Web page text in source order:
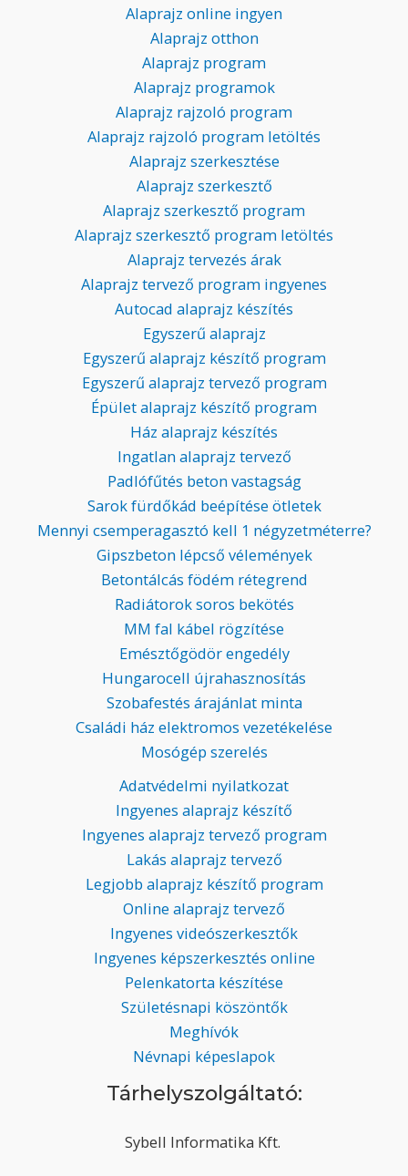
Alaprajz online ingyen
Alaprajz otthon
Alaprajz program
Alaprajz programok
Alaprajz rajzoló program
Alaprajz rajzoló program letöltés
Alaprajz szerkesztése
Alaprajz szerkesztő
Alaprajz szerkesztő program
Alaprajz szerkesztő program letöltés
Alaprajz tervezés árak
Alaprajz tervező program ingyenes
Autocad alaprajz készítés
Egyszerű alaprajz
Egyszerű alaprajz készítő program
Egyszerű alaprajz tervező program
Épület alaprajz készítő program
Ház alaprajz készítés
Ingatlan alaprajz tervező
Padlófűtés beton vastagság
Sarok fürdőkád beépítése ötletek
Mennyi csemperagasztó kell 1 négyzetméterre?
Gipszbeton lépcső vélemények
Betontálcás födém rétegrend
Radiátorok soros bekötés
MM fal kábel rögzítése
Emésztőgödör engedély
Hungarocell újrahasznosítás
Szobafestés árajánlat minta
Családi ház elektromos vezetékelése
Mosógép szerelés
Adatvédelmi nyilatkozat
Ingyenes alaprajz készítő
Ingyenes alaprajz tervező program
Lakás alaprajz tervező
Legjobb alaprajz készítő program
Online alaprajz tervező
Ingyenes videószerkesztők
Ingyenes képszerkesztés online
Pelenkatorta készítése
Születésnapi köszöntők
Meghívók
Névnapi képeslapok
Tárhelyszolgáltató:
Sybell Informatika Kft.